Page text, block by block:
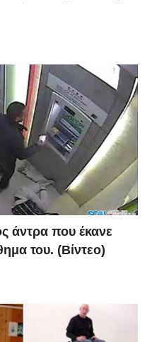
άντρα που έκανε
του. (Βίντεο)